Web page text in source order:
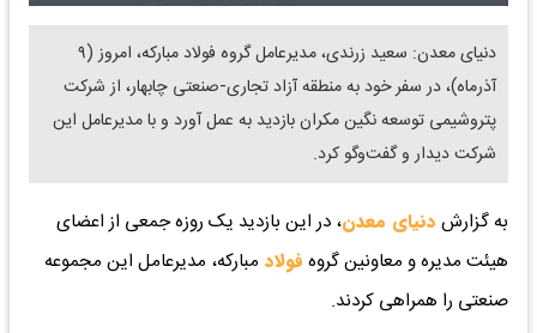
دنیای معدن: سعید زرندی، مدیرعامل گروه فولاد مبارکه، امروز (۹
آذرماه)، در سفر خود به منطقه آزاد تجاری-صنعتی چابهار، از شرکت
پتروشیمی توسعه نگین مکران بازدید به عمل آورد و با مدیرعامل این
شرکت دیدار و گفت‌وگو کرد.
به گزارش دنیای معدن، در این بازدید یک روزه جمعی از اعضای
هیئت مدیره و معاونین گروه فولاد مبارکه، مدیرعامل این مجموعه
صنعتی را همراهی کردند.